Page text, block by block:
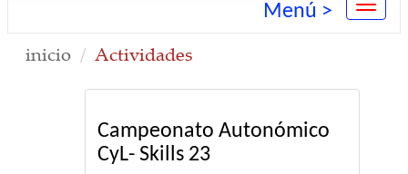
Menú >
inicio Actividades
Campeonato Autonómico
CyL- Skills 23